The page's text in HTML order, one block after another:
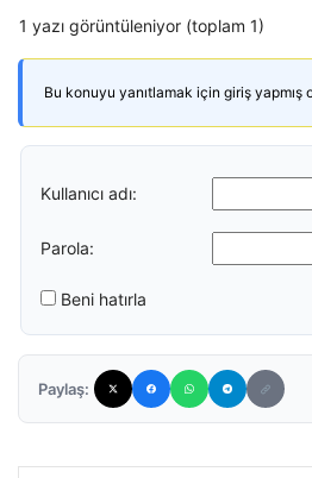
1 yazı görüntüleniyor (toplam 1)
Bu konuyu yanıtlamak için giriş yapmış
Kullanıcı adı:
Parola:
Beni hatırla
Paylaş: